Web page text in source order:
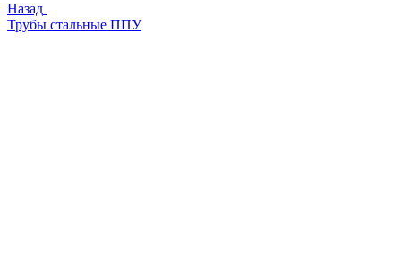
Назад
Трубы стальные ППУ